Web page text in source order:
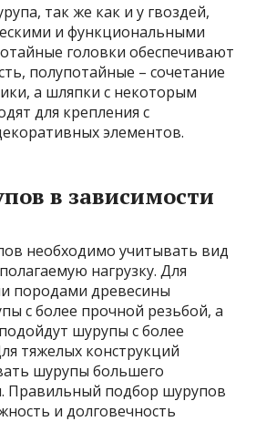
так же как и у гвоздей,
и функциональными
головки обеспечивают
полупотайные – сочетание
а шляпки с некоторым
для крепления с
элементов.
в зависимости
необходимо учитывать вид
нагрузку. Для
породами древесины
с более прочной резьбой, а
шурупы с более
тяжелых конструкций
шурупы большего
Правильный подбор шурупов
и долговечность